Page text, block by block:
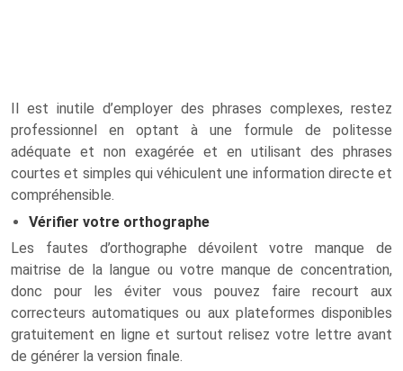
Il est inutile d’employer des phrases complexes, restez
professionnel en optant à une formule de politesse
adéquate et non exagérée et en utilisant des phrases
courtes et simples qui véhiculent une information directe et
compréhensible.
Vérifier votre orthographe
Les fautes d’orthographe dévoilent votre manque de
maitrise de la langue ou votre manque de concentration,
donc pour les éviter vous pouvez faire recourt aux
correcteurs automatiques ou aux plateformes disponibles
gratuitement en ligne et surtout relisez votre lettre avant
de générer la version finale.